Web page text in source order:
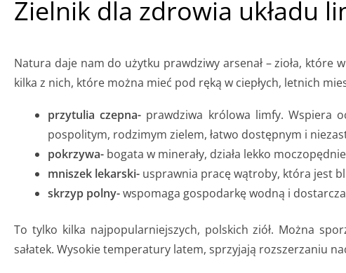
Zielnik dla zdrowia układu
Natura daje nam do użytku prawdziwy arsenał – zioła,
kilka z nich, które można mieć pod ręką w ciepłych, letnich
przytulia czepna- prawdziwa królowa limfy. Wspiera
pospolitym, rodzimym zielem, łatwo dostępnym i
pokrzywa- bogata w minerały, działa lekko
mniszek lekarski- usprawnia pracę wątroby, która jest
skrzyp polny-wspomaga gospodarkę wodną i
To tylko kilka najpopularniejszych, polskich ziół. Można
sałatek. Wysokie temperatury latem, sprzyjają rozszerzaniu